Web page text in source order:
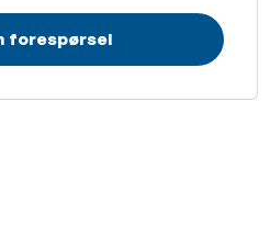
forespørsel